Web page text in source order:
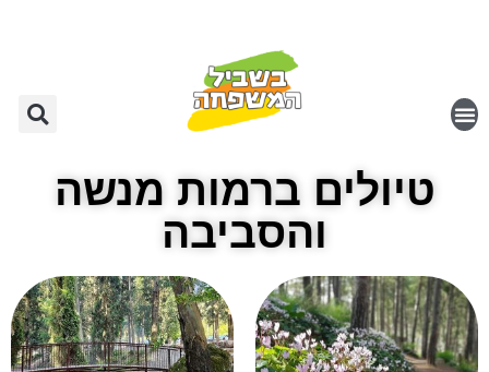
טיולים ברמות מנשה
והסביבה